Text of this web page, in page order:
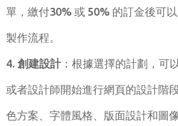
單，繳付30% 或 50% 的訂金後可
製作流程。
創建設計：根據選擇的計劃，可
或者設計師開始進行網頁的設計階
色方案、字體風格、版面設計和圖